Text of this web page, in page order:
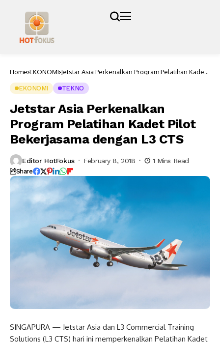
Home EKONOMI Jetstar Asia Perkenalkan Program Pelatihan Kadet
EKONOMI TEKNO
Jetstar Asia Perkenalkan
Program Pelatihan Kadet Pilot
Bekerjasama dengan L3 CTS
Editor HotFokus February 8, 2018 1 Mins Read
Share
SINGAPURA — Jetstar Asia dan L3 Commercial Training
Solutions (L3 CTS) hari ini memperkenalkan Pelatihan Kadet